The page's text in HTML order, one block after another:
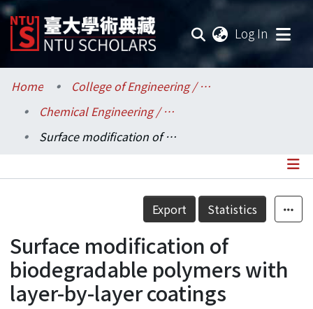
Log In
Communities & Collections
Research Outputs
Statistics
Home
College of Engineering / 工學院
Chemical Engineering / 化學工程學系
Surface modification of biodegradable polymers with layer-by-layer coatings
Details
Export Statistics
Surface modification of
biodegradable polymers with
layer-by-layer coatings